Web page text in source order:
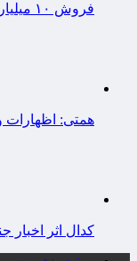
فروش ۱۰ میلیاردی در بازارهای شبانه‌روزی صنایع
همتی: اظهارات
کدال اثر